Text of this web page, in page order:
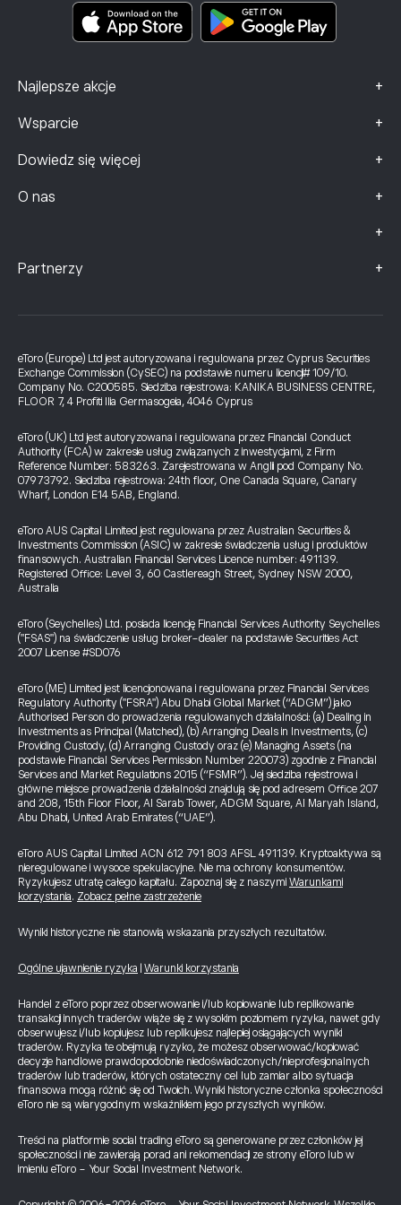
Najlepsze akcje +
Wsparcie +
Dowiedz się więcej +
O nas +
+
Dane dotyczące skarg (klienci FCA)
Partnerzy +
eToro (Europe) Ltd jest autoryzowana i regulowana przez Cyprus Securities
Exchange Commission (CySEC) na podstawie numeru licencji# 109/10.
Company No. C200585. Siedziba rejestrowa: KANIKA BUSINESS CENTRE,
FLOOR 7, 4 Profiti Ilia Germasogeia, 4046 Cyprus
eToro (UK) Ltd jest autoryzowana i regulowana przez Financial Conduct
Authority (FCA) w zakresie usług związanych z inwestycjami, z Firm
Reference Number: 583263. Zarejestrowana w Anglii pod Company No.
07973792. Siedziba rejestrowa: 24th floor, One Canada Square, Canary
Wharf, London E14 5AB, England.
eToro AUS Capital Limited jest regulowana przez Australian Securities &
Investments Commission (ASIC) w zakresie świadczenia usług i produktów
finansowych. Australian Financial Services Licence number: 491139.
Registered Office: Level 3, 60 Castlereagh Street, Sydney NSW 2000,
Australia
eToro (Seychelles) Ltd. posiada licencję Financial Services Authority Seychelles
("FSAS") na świadczenie usług broker-dealer na podstawie Securities Act
2007 License #SD076
eToro (ME) Limited jest licencjonowana i regulowana przez Financial Services
Regulatory Authority ("FSRA") Abu Dhabi Global Market (“ADGM”) jako
Authorised Person do prowadzenia regulowanych działalności: (a) Dealing in
Investments as Principal (Matched), (b) Arranging Deals in Investments, (c)
Providing Custody, (d) Arranging Custody oraz (e) Managing Assets (na
podstawie Financial Services Permission Number 220073) zgodnie z Financial
Services and Market Regulations 2015 (“FSMR”). Jej siedziba rejestrowa i
główne miejsce prowadzenia działalności znajdują się pod adresem Office 207
and 208, 15th Floor Floor, Al Sarab Tower, ADGM Square, Al Maryah Island,
Abu Dhabi, United Arab Emirates (“UAE”).
eToro AUS Capital Limited ACN 612 791 803 AFSL 491139. Kryptoaktywa są
nieregulowane i wysoce spekulacyjne. Nie ma ochrony konsumentów.
Ryzykujesz utratę całego kapitału. Zapoznaj się z naszymi Warunkami
korzystania. Zobacz pełne zastrzeżenie
Wyniki historyczne nie stanowią wskazania przyszłych rezultatów.
Ogólne ujawnienie ryzyka Warunki korzystania
Handel z eToro poprzez obserwowanie i/lub kopiowanie lub replikowanie
transakcji innych traderów wiąże się z wysokim poziomem ryzyka, nawet gdy
obserwujesz i/lub kopiujesz lub replikujesz najlepiej osiągających wyniki
traderów. Ryzyka te obejmują ryzyko, że możesz obserwować/kopiować
decyzje handlowe prawdopodobnie niedoświadczonych/nieprofesjonalnych
traderów lub traderów, których ostateczny cel lub zamiar albo sytuacja
finansowa mogą różnić się od Twoich. Wyniki historyczne członka społeczności
eToro nie są wiarygodnym wskaźnikiem jego przyszłych wyników.
Treści na platformie social trading eToro są generowane przez członków jej
społeczności i nie zawierają porad ani rekomendacji ze strony eToro lub w
imieniu eToro - Your Social Investment Network.